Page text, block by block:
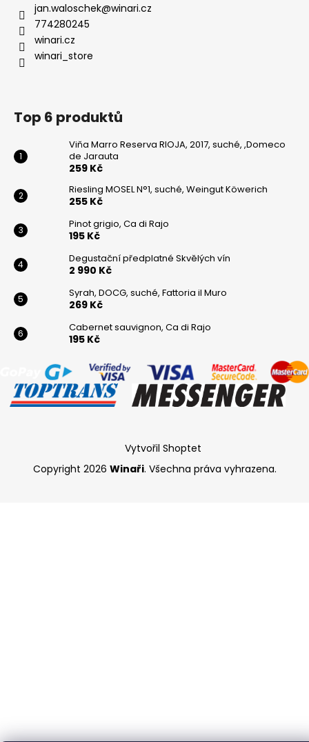
jan.waloschek@winari.cz
774280245
winari.cz
winari_store
Top 6 produktů
Viňa Marro Reserva RIOJA, 2017, suché, ,Domeco
de Jarauta
259 Kč
Riesling MOSEL N°1, suché, Weingut Köwerich
255 Kč
Pinot grigio, Ca di Rajo
195 Kč
Degustační předplatné Skvělých vín
2 990 Kč
Syrah, DOCG, suché, Fattoria il Muro
269 Kč
Cabernet sauvignon, Ca di Rajo
195 Kč
Vytvořil Shoptet
Copyright 2026 Winaři. Všechna práva vyhrazena.